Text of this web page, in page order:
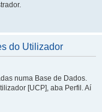
do Utilizador
numa Base de Dados.
[UCP], aba Perfil. Aí